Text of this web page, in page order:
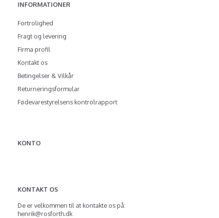
INFORMATIONER
Fortrolighed
Fragt og levering
Firma profil
Kontakt os
Betingelser & Vilkår
Returneringsformular
Fødevarestyrelsens kontrolrapport
KONTO
KONTAKT OS
De er velkommen til at kontakte os på:
henrik@rosforth.dk